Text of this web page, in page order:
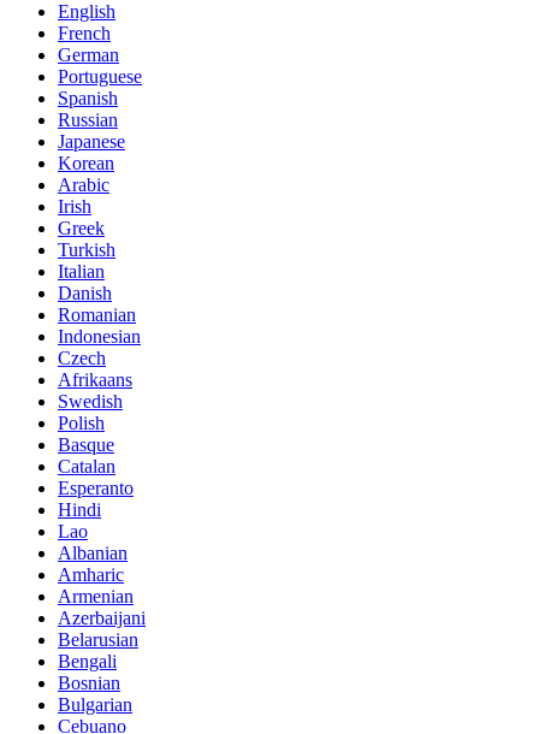
English
French
German
Portuguese
Spanish
Russian
Japanese
Korean
Arabic
Irish
Greek
Turkish
Italian
Danish
Romanian
Indonesian
Czech
Afrikaans
Swedish
Polish
Basque
Catalan
Esperanto
Hindi
Lao
Albanian
Amharic
Armenian
Azerbaijani
Belarusian
Bengali
Bosnian
Bulgarian
Cebuano